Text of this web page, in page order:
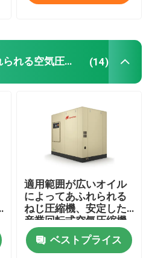
オイルによってあふれられる空気圧縮機 (14)
適用範囲が広いオイル
によってあふれられる
ねじ圧縮機、安定した
産業回転式空気圧縮機
ベストプライス